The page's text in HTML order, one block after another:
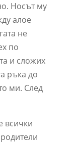
Носът му
алое
не
по
и сложих
ръка до
ми. След
всички